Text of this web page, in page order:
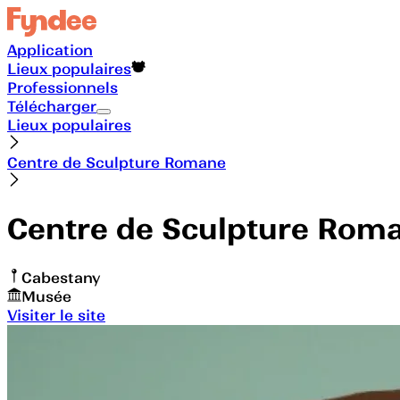
Application
Lieux populaires
Professionnels
Télécharger
Lieux populaires
Centre de Sculpture Romane
Centre de Sculpture
Cabestany
Musée
Visiter le site